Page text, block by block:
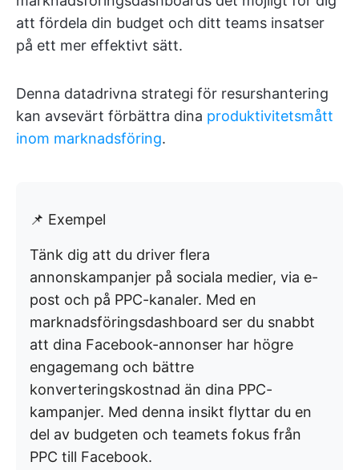
att fördela din budget och ditt teams insatser
på ett mer effektivt sätt.
Denna datadrivna strategi för resurshantering
kan avsevärt förbättra dina produktivitetsmått
inom marknadsföring.
📌 Exempel
Tänk dig att du driver flera
annonskampanjer på sociala medier, via e-
post och på PPC-kanaler. Med en
marknadsföringsdashboard ser du snabbt
att dina Facebook-annonser har högre
engagemang och bättre
konverteringskostnad än dina PPC-
kampanjer. Med denna insikt flyttar du en
del av budgeten och teamets fokus från
PPC till Facebook.